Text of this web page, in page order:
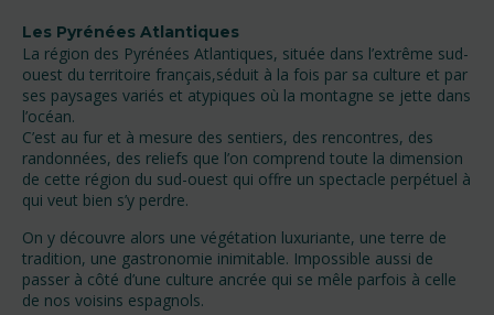
Les Pyrénées Atlantiques
La région des Pyrénées Atlantiques, située dans l’extrême sud-
ouest du territoire français,séduit à la fois par sa culture et par
ses paysages variés et atypiques où la montagne se jette dans
l’océan.
C’est au fur et à mesure des sentiers, des rencontres, des
randonnées, des reliefs que l’on comprend toute la dimension
de cette région du sud-ouest qui offre un spectacle perpétuel à
qui veut bien s’y perdre.
On y découvre alors une végétation luxuriante, une terre de
tradition, une gastronomie inimitable. Impossible aussi de
passer à côté d’une culture ancrée qui se mêle parfois à celle
de nos voisins espagnols.